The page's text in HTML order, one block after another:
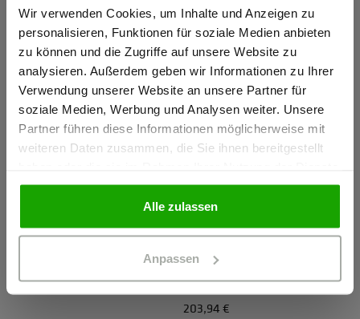
Wir verwenden Cookies, um Inhalte und Anzeigen zu
personalisieren, Funktionen für soziale Medien anbieten
zu können und die Zugriffe auf unsere Website zu
analysieren. Außerdem geben wir Informationen zu Ihrer
Verwendung unserer Website an unsere Partner für
soziale Medien, Werbung und Analysen weiter. Unsere
Partner führen diese Informationen möglicherweise mit
weiteren Daten zusammen, die Sie ihnen bereitgestellt
gesammelt haben.
Alle zulassen
Anpassen
263,94 €
WATTIERTE WINTERJACKE
239,94 €
UNIVERSELLE
SOFTSHELLJACKE
203,94 €
Gewerbetreibender?
Ich bestätige, dass ich Gewerbetreibender bin. Alle
Preise werden netto ausgewiesen.